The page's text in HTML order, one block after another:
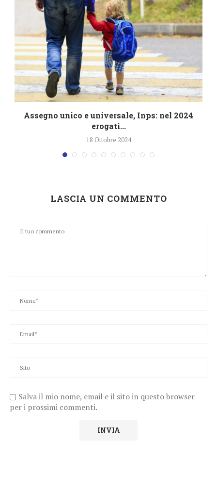
Assegno unico e universale, Inps: nel 2024
erogati...
18 Ottobre 2024
LASCIA UN COMMENTO
Salva il mio nome, email e il sito in questo browser
per i prossimi commenti.